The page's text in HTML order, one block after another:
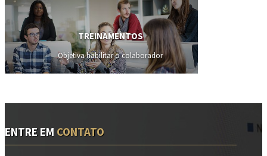
TREINAMENTOS
Objetiva habilitar o colaborador
ENTRE EM CONTATO